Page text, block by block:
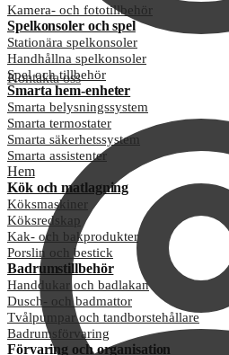
Kontakta oss
Kamera- och fototillbehör
Spelkonsoler och spel
Stationära spelkonsoler
Handhållna spelkonsoler
Spel och tillbehör
Smarta hem-enheter
Smarta belysningssystem
Smarta termostater
Smarta säkerhetssystem
Smarta assistenter
Hem
Kök och matlagning
Köksmaskiner
Köksredskap
Kak- och bakprodukter
Porslin och bestick
Badrumstillbehör
Handdukar och badlakan
Dusch- och badmattor
Tvålpumpar och tandborstehållare
Badrumsförvaring
Förvaring och organisation